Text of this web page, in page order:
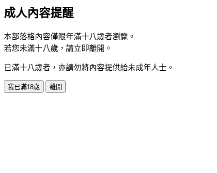
成人內容提醒
本部落格內容僅限年滿十八歲者瀏覽。
若您未滿十八歲，請立即離開。
已滿十八歲者，亦請勿將內容提供給未成年人士。
我已滿18歲 離開